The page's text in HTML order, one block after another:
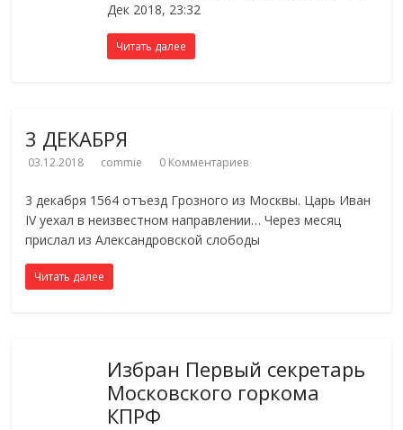
Дек 2018, 23:32
Читать далее
3 ДЕКАБРЯ
03.12.2018 commie 0 Комментариев
3 декабря 1564 отъезд Грозного из Москвы. Царь Иван
IV уехал в неизвестном направлении… Через месяц
прислал из Александровской слободы
Читать далее
Избран Первый секретарь
Московского горкома
КПРФ